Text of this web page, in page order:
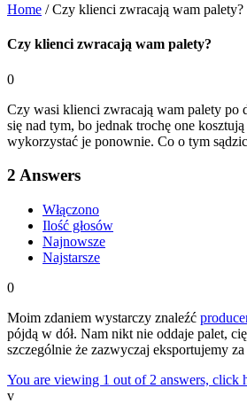
Home /Czy klienci zwracają wam palety?
Czy klienci zwracają wam palety?
0
Czy wasi klienci zwracają wam palety po
się nad tym, bo jednak trochę one
wykorzystać je ponownie. Co o tym
2 Answers
Włączono
Ilość głosów
Najnowsze
Najstarsze
0
Moim zdaniem wystarczy znaleźć
pójdą w dół. Nam nikt nie oddaje palet,
szczególnie że zazwyczaj eksportujemy za
You are viewing 1 out of 2 answers, click
v